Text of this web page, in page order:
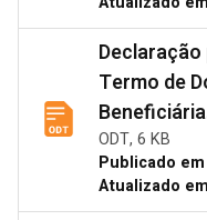
Termo de
ODT, 6 KB
Publicado em
Atualizado em